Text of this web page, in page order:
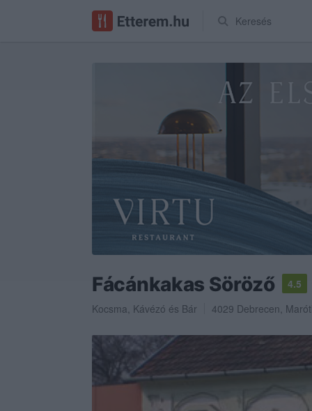
Keresés
Fácánkakas Söröző 4.5
Kocsma, Kávézó és Bár 4029 Debrecen,